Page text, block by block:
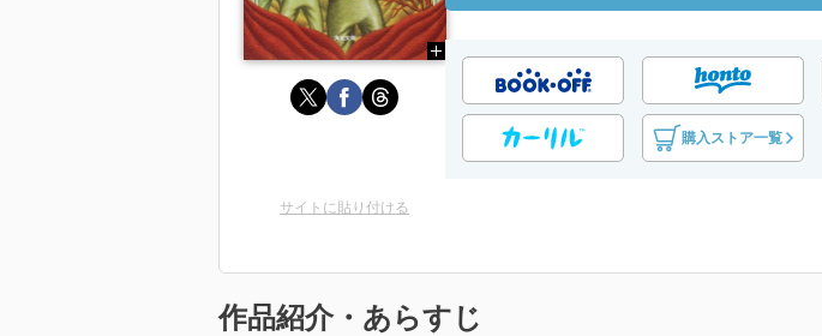
購入ストア一覧
サイトに貼り付ける
作品紹介・あらすじ